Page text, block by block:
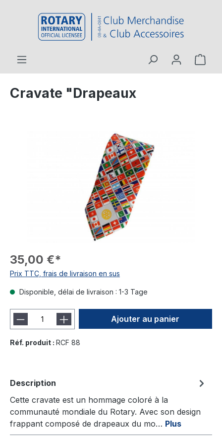
Cravate "Drapeaux
35,00 €*
Prix TTC, frais de livraison en sus
Disponible, délai de livraison : 1-3 Tage
Ajouter au panier
Réf. produit : RCF 88
Description
Cette cravate est un hommage coloré à la
communauté mondiale du Rotary. Avec son design
frappant composé de drapeaux du mo… Plus